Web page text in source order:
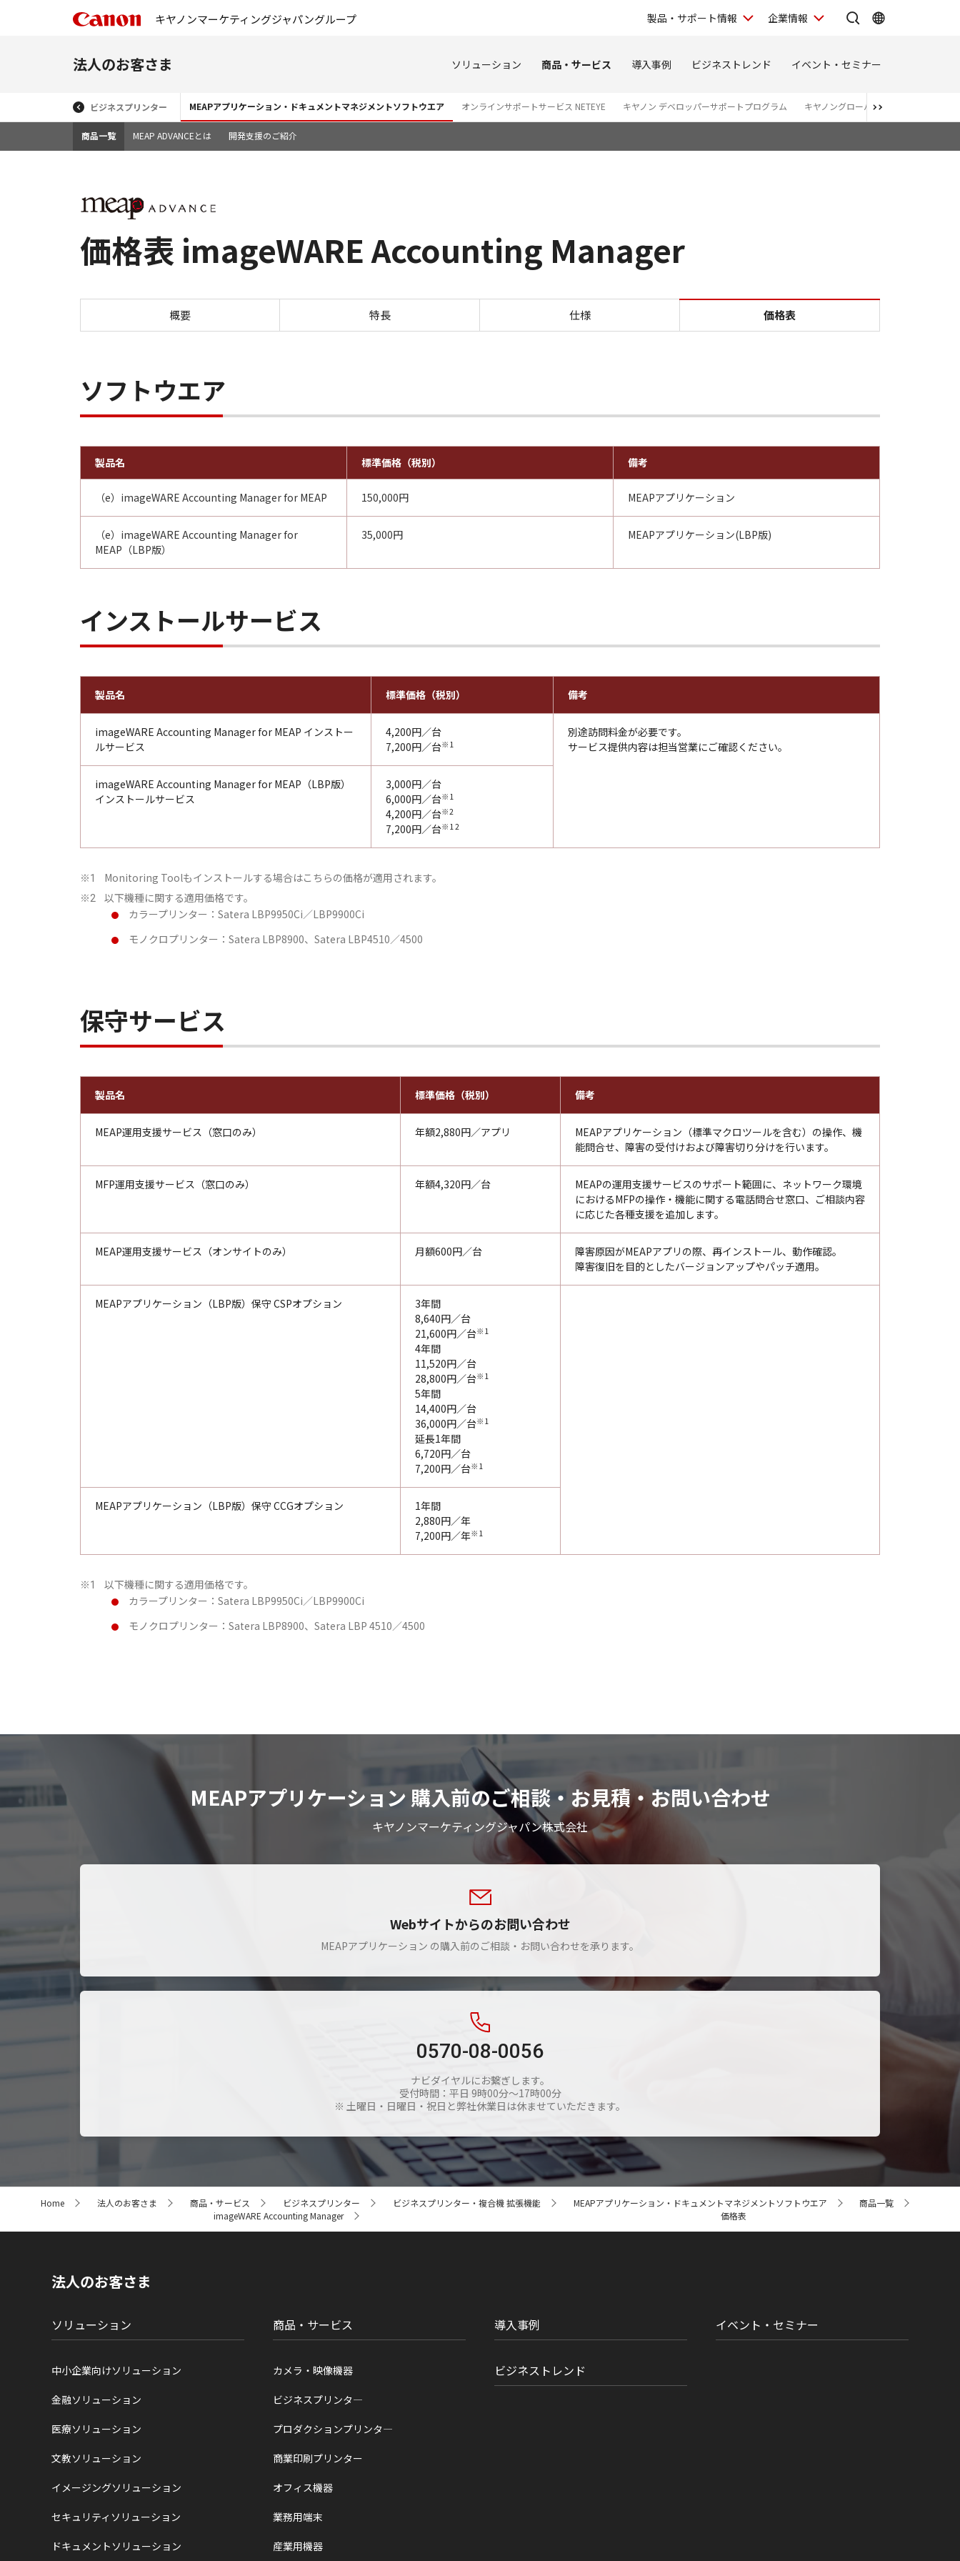
キヤノンマーケティングジャパングループ 製品・サポート情報 企業情報
法人のお客さま ソリューション 商品・サービス 導入事例 ビジネストレンド イベント・セミナー
ビジネスプリンター MEAPアプリケーション・ドキュメントマネジメントソフトウエア オンラインサポートサービス NETEYE キヤノン デベロッパーサポートプログラム キヤノングローバルサービス
商品一覧 MEAP ADVANCEとは 開発支援のご紹介
価格表 imageWARE Accounting Manager
価格表 imageWARE Accounting Manager
概要 特長 仕様 価格表
ソフトウエア
製品名 標準価格（税別） 備考
（e）imageWARE Accounting Manager for MEAP 150,000円 MEAPアプリケーション
（e）imageWARE Accounting Manager for
MEAP（LBP版）
35,000円 MEAPアプリケーション(LBP版)
インストールサービス
製品名 標準価格（税別） 備考
imageWARE Accounting Manager for MEAP インストー
ルサービス
4,200円／台
7,200円／台※1
別途訪問料金が必要です。
サービス提供内容は担当営業にご確認ください。
imageWARE Accounting Manager for MEAP（LBP版）
インストールサービス
3,000円／台
6,000円／台※1
4,200円／台※2
7,200円／台※1 2
※1 Monitoring Toolもインストールする場合はこちらの価格が適用されます。
※2
以下機種に関する適用価格です。
カラープリンター：Satera LBP9950Ci／LBP9900Ci
モノクロプリンター：Satera LBP8900、Satera LBP4510／4500
保守サービス
製品名 標準価格（税別） 備考
MEAP運用支援サービス（窓口のみ） 年額2,880円／アプリ
MEAPアプリケーション（標準マクロツールを含む）の操作、機
能問合せ、障害の受付けおよび障害切り分けを行います。
MFP運用支援サービス（窓口のみ） 年額4,320円／台
MEAPの運用支援サービスのサポート範囲に、ネットワーク環境
におけるMFPの操作・機能に関する電話問合せ窓口、ご相談内容
に応じた各種支援を追加します。
MEAP運用支援サービス（オンサイトのみ） 月額600円／台
障害原因がMEAPアプリの際、再インストール、動作確認。
障害復旧を目的としたバージョンアップやパッチ適用。
MEAPアプリケーション（LBP版）保守 CSPオプション
3年間
8,640円／台
21,600円／台※1
4年間
11,520円／台
28,800円／台※1
5年間
14,400円／台
36,000円／台※1
延長1年間
6,720円／台
7,200円／台※1
MEAPアプリケーション（LBP版）保守 CCGオプション
1年間
2,880円／年
7,200円／年※1
※1
以下機種に関する適用価格です。
カラープリンター：Satera LBP9950Ci／LBP9900Ci
モノクロプリンター：Satera LBP8900、Satera LBP 4510／4500
MEAPアプリケーション 購入前のご相談・お見積・お問い合わせ
キヤノンマーケティングジャパン株式会社
Webサイトからのお問い合わせ
MEAPアプリケーション の購入前のご相談・お問い合わせを承ります。
0570-08-0056
ナビダイヤルにお繋ぎします。
受付時間：平日 9時00分～17時00分
※ 土曜日・日曜日・祝日と弊社休業日は休ませていただきます。
内
Home 法人のお客さま 商品・サービス ビジネスプリンター ビジネスプリンター・複合機 拡張機能 MEAPアプリケーション・ドキュメントマネジメントソフトウエア
商品一覧
imageWARE Accounting Manager
価格表
法人のお客さま
ソリューション
中小企業向けソリューション
金融ソリューション
医療ソリューション
文教ソリューション
イメージングソリューション
セキュリティソリューション
ドキュメントソリューション
商品・サービス
カメラ・映像機器
ビジネスプリンタ―
プロダクションプリンタ―
商業印刷プリンター
オフィス機器
業務用端末
産業用機器
導入事例
ビジネストレンド
イベント・セミナー